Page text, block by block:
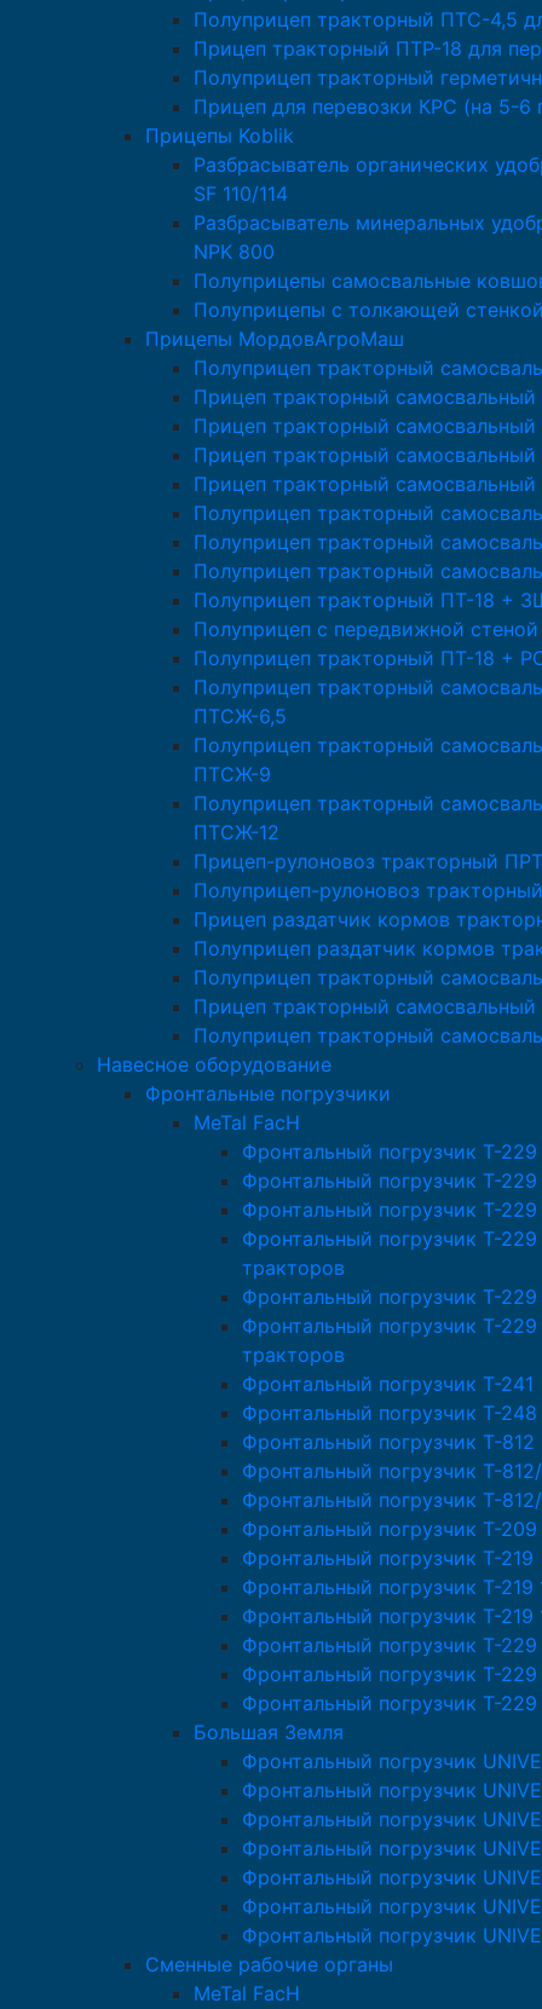
Полуприцеп тракторный ПТС-4,5
Прицеп тракторный ПТР-18 для
Полуприцеп тракторный
Прицеп для перевозки КРС (на 5-6
Прицепы Koblik
Разбрасыватель органических
SF 110/114
Разбрасыватель минеральных
NPK 800
Полуприцепы самосвальные
Полуприцепы с толкающей
Прицепы МордовАгроМаш
Полуприцеп тракторный
Прицеп тракторный
Прицеп тракторный
Прицеп тракторный
Прицеп тракторный
Полуприцеп тракторный
Полуприцеп тракторный
Полуприцеп тракторный
Полуприцеп тракторный ПТ-18 +
Полуприцеп с передвижной
Полуприцеп тракторный ПТ-18 +
Полуприцеп тракторный
ПТСЖ-6,5
Полуприцеп тракторный
ПТСЖ-9
Полуприцеп тракторный
ПТСЖ-12
Прицеп-рулоновоз тракторный
Полуприцеп-рулоновоз
Прицеп раздатчик кормов
Полуприцеп раздатчик кормов
Полуприцеп тракторный
Прицеп тракторный
Полуприцеп тракторный
Навесное оборудование
Фронтальные погрузчики
MeTal FacH
Фронтальный погрузчик T-
Фронтальный погрузчик T-229
Фронтальный погрузчик T-
Фронтальный погрузчик T-
тракторов
Фронтальный погрузчик Т-229
Фронтальный погрузчик T-
тракторов
Фронтальный погрузчик T-241
Фронтальный погрузчик T-248
Фронтальный погрузчик T-812
Фронтальный погрузчик T-
Фронтальный погрузчик T-
Фронтальный погрузчик T-209
Фронтальный погрузчик T-219
Фронтальный погрузчик T-219
Фронтальный погрузчик T-
Фронтальный погрузчик T-229
Фронтальный погрузчик T-
Фронтальный погрузчик T-229
Большая Земля
Фронтальный погрузчик
Фронтальный погрузчик
Фронтальный погрузчик
Фронтальный погрузчик
Фронтальный погрузчик
Фронтальный погрузчик
Фронтальный погрузчик
Сменные рабочие органы
MeTal FacH